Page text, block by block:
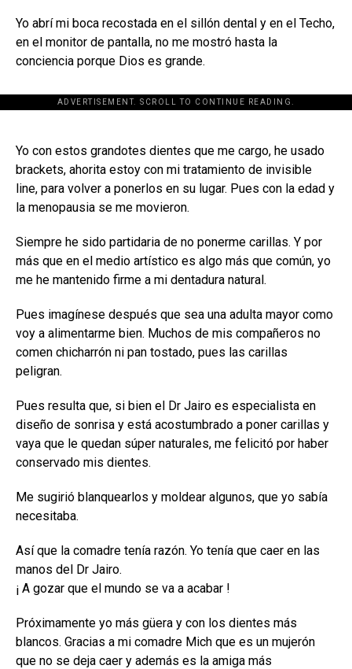
Yo abrí mi boca recostada en el sillón dental y en el Techo,
en el monitor de pantalla, no me mostró hasta la
conciencia porque Dios es grande.
ADVERTISEMENT. SCROLL TO CONTINUE READING.
[adsforwp id="243463"]
Yo con estos grandotes dientes que me cargo, he usado
brackets, ahorita estoy con mi tratamiento de invisible
line, para volver a ponerlos en su lugar. Pues con la edad y
la menopausia se me movieron.
Siempre he sido partidaria de no ponerme carillas. Y por
más que en el medio artístico es algo más que común, yo
me he mantenido firme a mi dentadura natural.
Pues imagínese después que sea una adulta mayor como
voy a alimentarme bien. Muchos de mis compañeros no
comen chicharrón ni pan tostado, pues las carillas
peligran.
Pues resulta que, si bien el Dr Jairo es especialista en
diseño de sonrisa y está acostumbrado a poner carillas y
vaya que le quedan súper naturales, me felicitó por haber
conservado mis dientes.
Me sugirió blanquearlos y moldear algunos, que yo sabía
necesitaba.
Así que la comadre tenía razón. Yo tenía que caer en las
manos del Dr Jairo.
¡ A gozar que el mundo se va a acabar !
Próximamente yo más güera y con los dientes más
blancos. Gracias a mi comadre Mich que es un mujerón
que no se deja caer y además es la amiga más